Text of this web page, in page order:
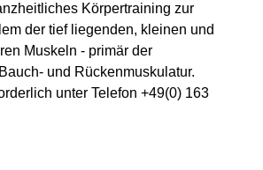
Körpertraining zur
der tief liegenden, kleinen und
Muskeln - primär der
und Rückenmuskulatur.
unter Telefon +49(0) 163